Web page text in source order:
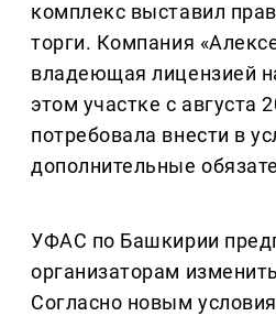
комплекс выставил
торги. Компания
владеющая лицензией
этом участке с августа
потребовала внести в
дополнительные
УФАС по Башкирии
организаторам
Согласно новым